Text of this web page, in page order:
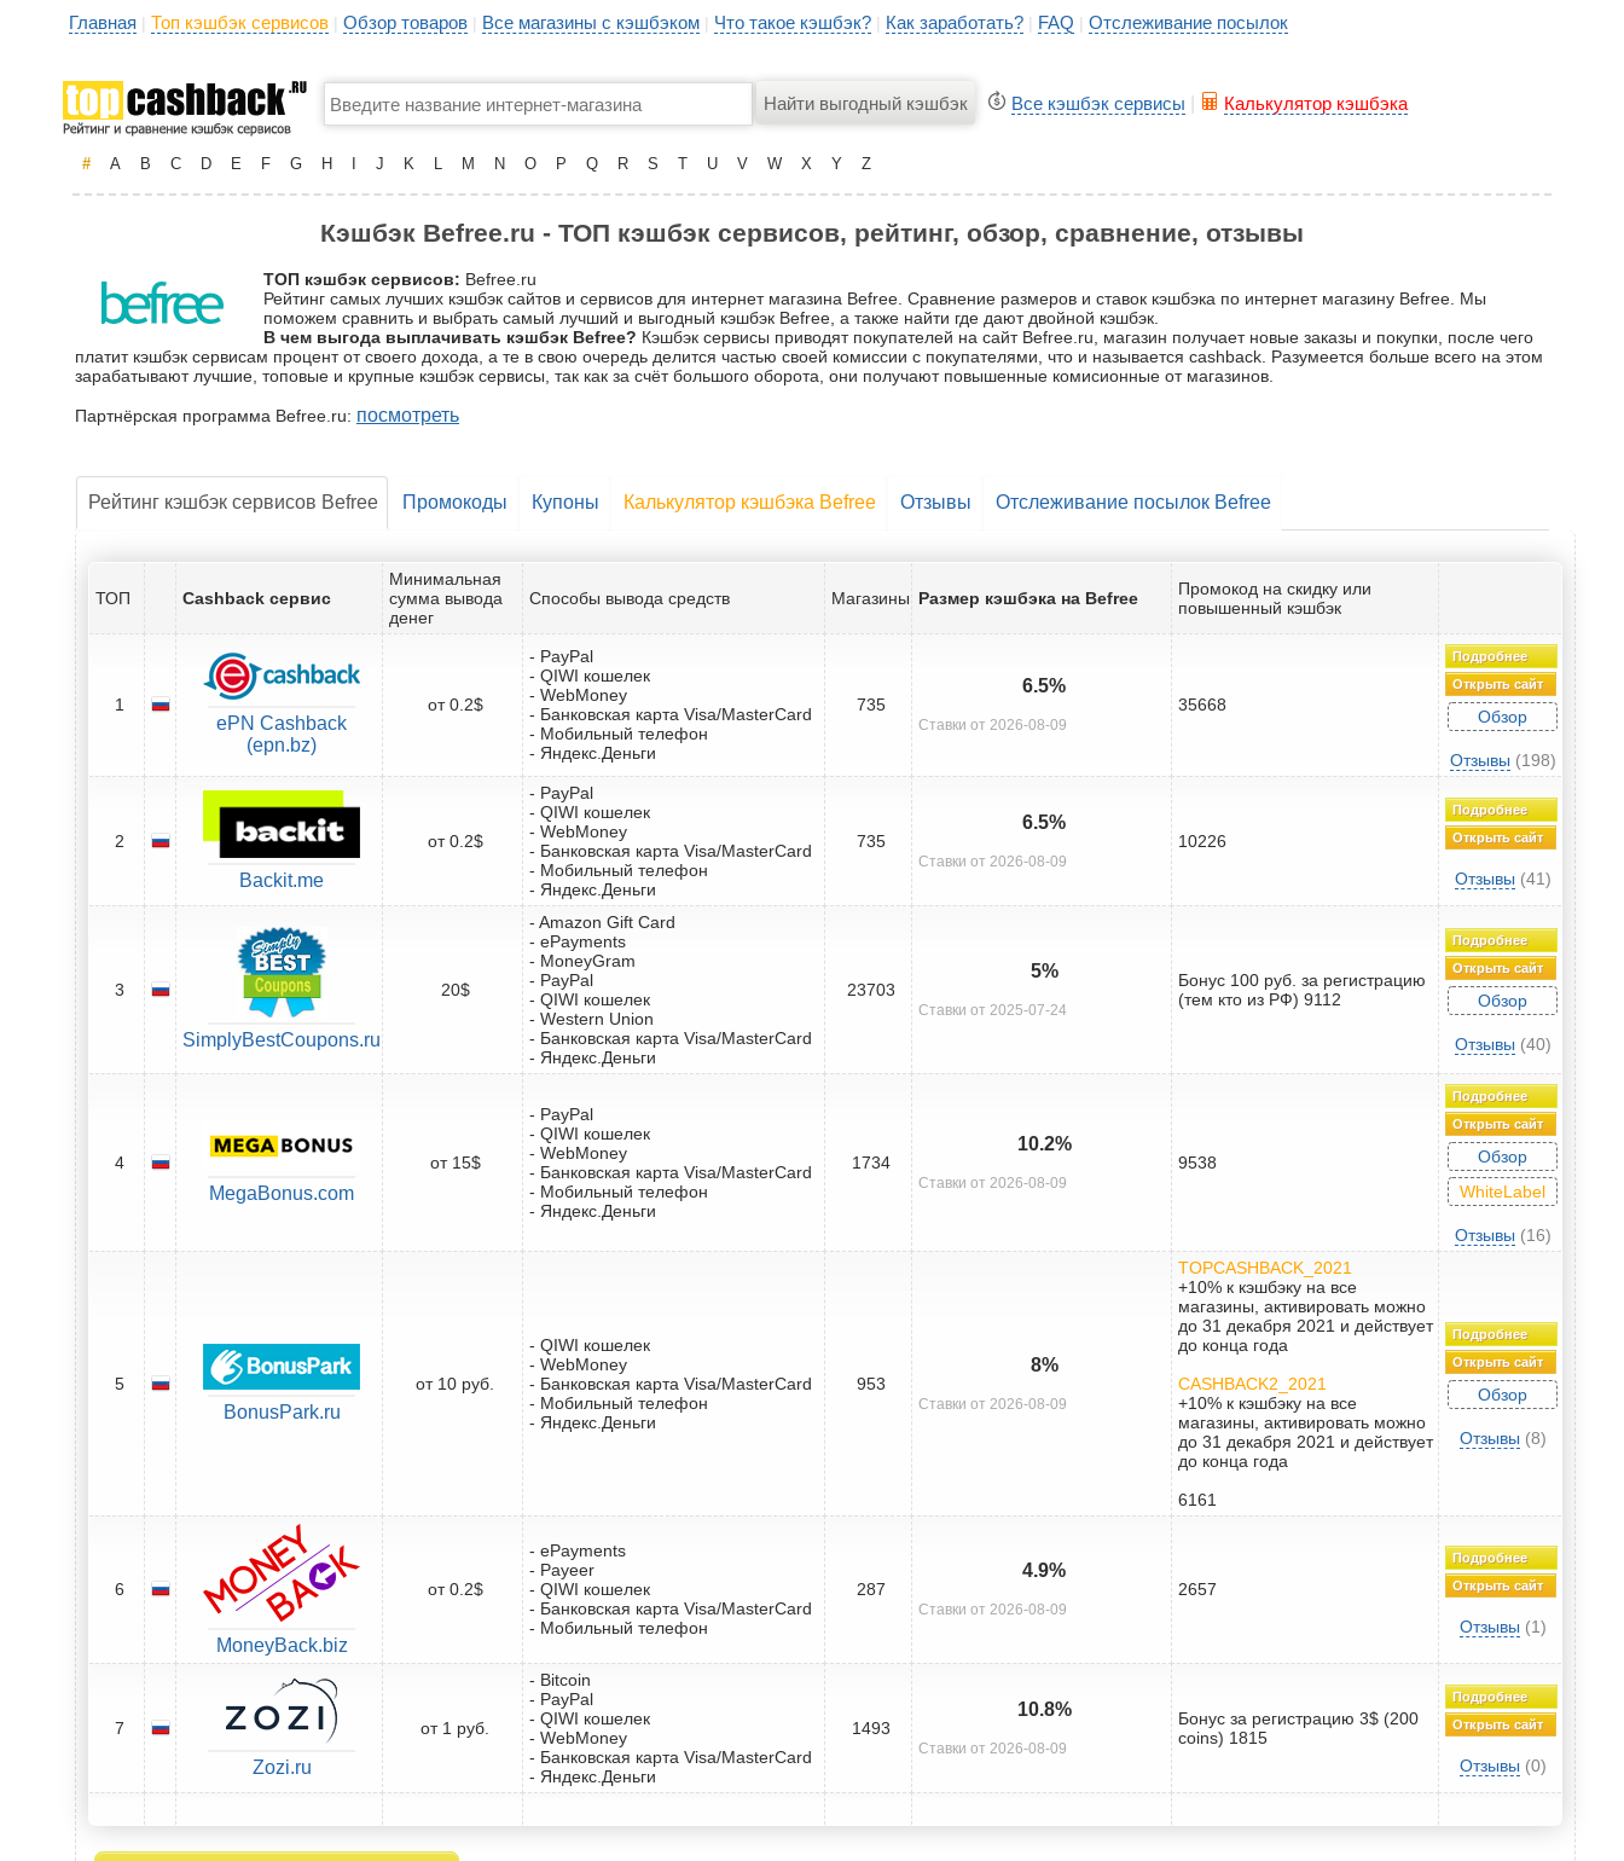
Главная | Топ кэшбэк сервисов | Обзор товаров | Все магазины с кэшбэком | Что такое кэшбэк? | Как заработать? | FAQ | Отслеживание посылок
Все кэшбэк сервисы Калькулятор кэшбэка
# A B C D E F G H J K L M N O P Q R S T U V W X Y Z
Кэшбэк Befree.ru - ТОП кэшбэк сервисов, рейтинг, обзор, сравнение, отзывы
ТОП кэшбэк сервисов: Befree.ru
Рейтинг самых лучших кэшбэк сайтов и сервисов для интернет магазина Befree. Сравнение размеров и ставок кэшбэка по интернет магазину Befree. Мы
поможем сравнить и выбрать самый лучший и выгодный кэшбэк Befree, а также найти где дают двойной кэшбэк.
В чем выгода выплачивать кэшбэк Befree? Кэшбэк сервисы приводят покупателей на сайт Befree.ru, магазин получает новые заказы и покупки, после чего
платит кэшбэк сервисам процент от своего дохода, а те в свою очередь делится частью своей комиссии с покупателями, что и называется cashback. Разумеется больше всего на этом
зарабатывают лучшие, топовые и крупные кэшбэк сервисы, так как за счёт большого оборота, они получают повышенные комисионные от магазинов.
Партнёрская программа Befree.ru: посмотреть
Рейтинг кэшбэк сервисов Befree Промокоды Купоны Калькулятор кэшбэка Befree Отзывы Отслеживание посылок Befree
ТОП Cashback сервис
Минимальная
сумма вывода
денег
Способы вывода средств Магазины Размер кэшбэка на Befree
Промокод на скидку или
повышенный кэшбэк
1
ePN Cashback
(epn.bz)
от 0.2$
- PayPal
- QIWI кошелек
- WebMoney
- Банковская карта Visa/MasterCard
- Мобильный телефон
- Яндекс.Деньги
735
6.5%
Ставки от 2026-08-09
35668
Подробнее
Открыть сайт
Обзор
Отзывы (198)
2
Backit.me
от 0.2$
- PayPal
- QIWI кошелек
- WebMoney
- Банковская карта Visa/MasterCard
- Мобильный телефон
- Яндекс.Деньги
735
6.5%
Ставки от 2026-08-09
10226
Подробнее
Открыть сайт
Отзывы (41)
3
SimplyBestCoupons.ru
20$
- Amazon Gift Card
- ePayments
- MoneyGram
- PayPal
- QIWI кошелек
- Western Union
- Банковская карта Visa/MasterCard
- Яндекс.Деньги
23703
5%
Ставки от 2025-07-24
Бонус 100 руб. за регистрацию
(тем кто из РФ) 9112
Подробнее
Открыть сайт
Обзор
Отзывы (40)
4
MegaBonus.com
от 15$
- PayPal
- QIWI кошелек
- WebMoney
- Банковская карта Visa/MasterCard
- Мобильный телефон
- Яндекс.Деньги
1734
10.2%
Ставки от 2026-08-09
9538
Подробнее
Открыть сайт
Обзор
WhiteLabel
Отзывы (16)
5
BonusPark.ru
от 10 руб.
- QIWI кошелек
- WebMoney
- Банковская карта Visa/MasterCard
- Мобильный телефон
- Яндекс.Деньги
953
8%
Ставки от 2026-08-09
TOPCASHBACK_2021
+10% к кэшбэку на все
магазины, активировать можно
до 31 декабря 2021 и действует
до конца года
CASHBACK2_2021
+10% к кэшбэку на все
магазины, активировать можно
до 31 декабря 2021 и действует
до конца года
6161
Подробнее
Открыть сайт
Обзор
Отзывы (8)
6
MoneyBack.biz
от 0.2$
- ePayments
- Payeer
- QIWI кошелек
- Банковская карта Visa/MasterCard
- Мобильный телефон
287
4.9%
Ставки от 2026-08-09
2657
Подробнее
Открыть сайт
Отзывы (1)
7
Zozi.ru
от 1 руб.
- Bitcoin
- PayPal
- QIWI кошелек
- WebMoney
- Банковская карта Visa/MasterCard
- Яндекс.Деньги
1493
10.8%
Ставки от 2026-08-09
Бонус за регистрацию 3$ (200
coins) 1815
Подробнее
Открыть сайт
Отзывы (0)